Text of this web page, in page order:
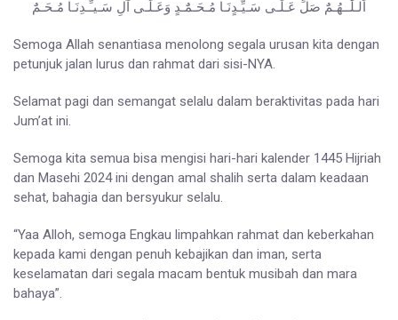
اَلـلٌَــهُـمٌَ صَلِّ عَـلَـى سَـيِّـدٍنَـا مُـحَـمٌَـدٍ وَعَـلَـى آلِ سَـيـِّـدِنَـا مُـحَـمٌَ
Semoga Allah senantiasa menolong segala urusan kita dengan
petunjuk jalan lurus dan rahmat dari sisi-NYA.
Selamat pagi dan semangat selalu dalam beraktivitas pada hari
Jum’at ini.
Semoga kita semua bisa mengisi hari-hari kalender 1445 Hijriah
dan Masehi 2024 ini dengan amal shalih serta dalam keadaan
sehat, bahagia dan bersyukur selalu.
“Yaa Alloh, semoga Engkau limpahkan rahmat dan keberkahan
kepada kami dengan penuh kebajikan dan iman, serta
keselamatan dari segala macam bentuk musibah dan mara
bahaya”.